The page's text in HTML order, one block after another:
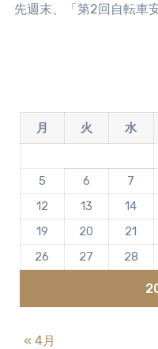
先週末、「第2回自転車
月 火 水
5
6 7
12
13 14
19
20 21
26
27 28
« 4月